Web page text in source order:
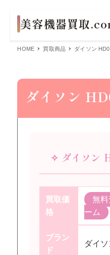
HOME 買取商品 ダイソン
ダイソン
✧ ダイソン
買取価
格
無料
ーム
ブラン
ド
ダイソ